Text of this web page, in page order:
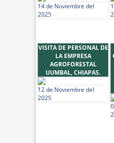
14 de Noviembre del
2025
VISITA DE PERSONAL DE
LA EMPRESA
AGROFORESTAL
UUMBAL, CHIAPAS.
12 de Noviembre del
2025